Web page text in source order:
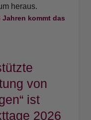
heraus.
Jahren kommt das
von
ist
2026